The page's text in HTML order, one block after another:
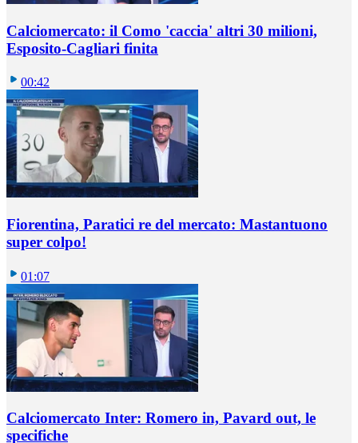
Calciomercato: il Como 'caccia' altri 30 milioni,
Esposito-Cagliari finita
00:42
Fiorentina, Paratici re del mercato: Mastantuono
super colpo!
01:07
Calciomercato Inter: Romero in, Pavard out, le
specifiche